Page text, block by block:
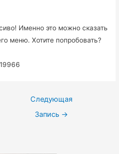
Именно это можно сказать
меню. Хотите попробовать?
Следующая
Запись →